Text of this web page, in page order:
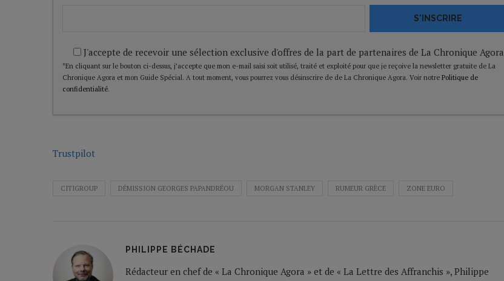
S'INSCRIRE
J'accepte de recevoir une sélection exclusive d'offres de la part de partenaires de La Chronique Agora
*En cliquant sur le bouton ci-dessus, j’accepte que mon e-mail saisi soit utilisé, traité et exploité pour que je reçoive la newsletter gratuite de La
Chronique Agora et mon Guide Spécial. A tout moment, vous pourrez vous désinscrire de de La Chronique Agora. Voir notre Politique de
confidentialité.
Trustpilot
CITIGROUP DÉMISSION GEORGES PAPANDRÉOU MORGAN STANLEY RUMEUR GRÈCE ZONE EURO
PHILIPPE BÉCHADE
Rédacteur en chef de « La Chronique Agora » et de « La Lettre des Affranchis », Philippe